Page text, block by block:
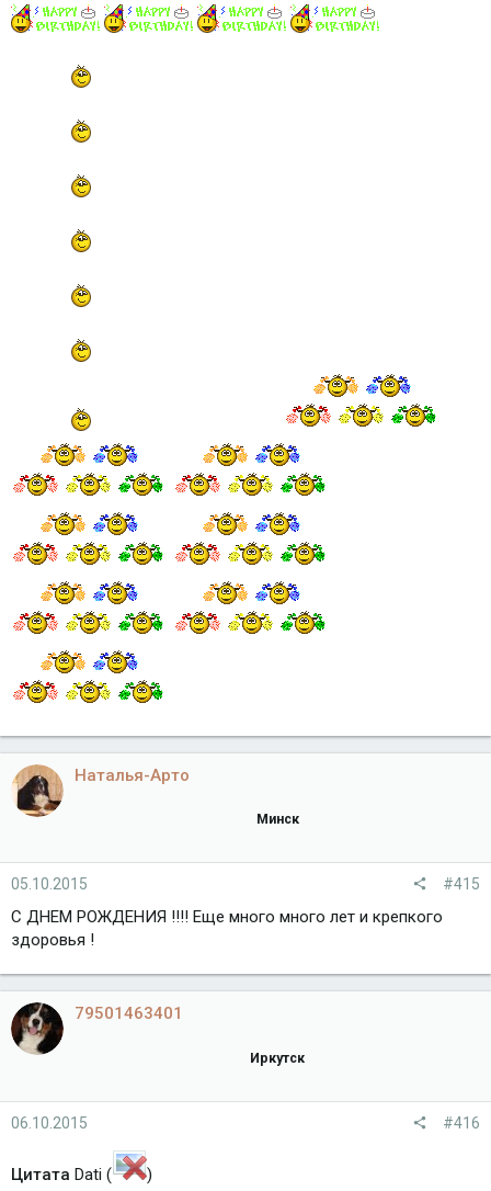
Наталья-Арто
Минск
05.10.2015 #415
С ДНЕМ РОЖДЕНИЯ !!!! Еще много много лет и крепкого
здоровья !
79501463401
Иркутск
06.10.2015 #416
Цитата Dati (
)